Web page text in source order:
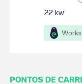
22 kw
PONTOS DE